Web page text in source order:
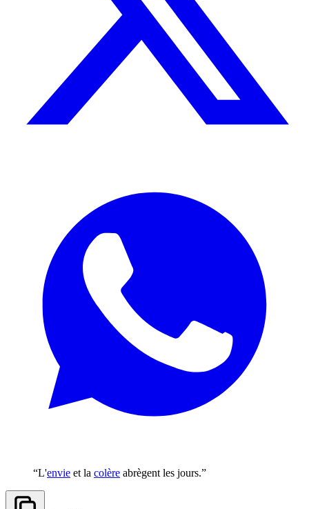
“L'envie et la colère abrègent les jours.”